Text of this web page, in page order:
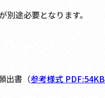
別途必要となります。
出書（参考様式 PDF:54KB